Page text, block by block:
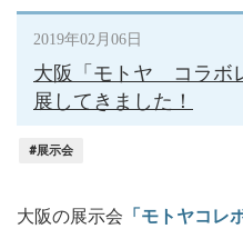
2019年02月06日
大阪「モトヤ コラボ
展してきました！
#展示会
大阪の展示会 「モトヤコレ